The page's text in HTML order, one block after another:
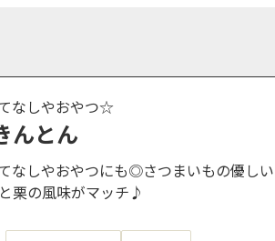
なしやおやつ☆
んとん
なしやおやつにも◎さつまいもの優しい
栗の風味がマッチ♪